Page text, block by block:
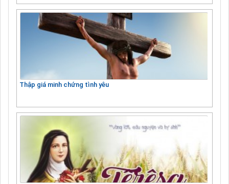
Thập giá minh chứng tình yêu